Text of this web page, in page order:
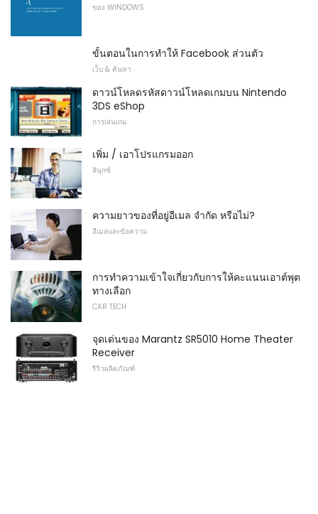
ของ WINDOWS
ขั้นตอนในการทำให้ Facebook ส่วนตัว
เว็บ & ค้นหา
ดาวน์โหลดรหัสดาวน์โหลดเกมบน Nintendo
3DS eShop
การเล่นเกม
เพิ่ม / เอาโปรแกรมออก
ลินุกซ์
ความยาวของที่อยู่อีเมล จำกัด หรือไม่?
อีเมลและข้อความ
การทำความเข้าใจเกี่ยวกับการให้คะแนนเอาต์พุต
ทางเลือก
CAR TECH
จุดเด่นของ Marantz SR5010 Home Theater
Receiver
รีวิวผลิตภัณฑ์